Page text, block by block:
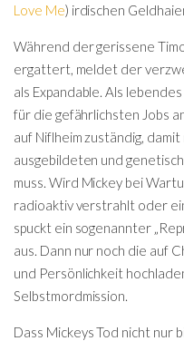
Love Me) irdischen
Während der gerissene
ergattert, meldet der
als Expandable. Als
für die gefährlichsten Jobs
auf Niflheim zuständig,
ausgebildeten und
muss. Wird Mickey bei
radioaktiv verstrahlt oder
spuckt ein sogenannter
aus. Dann nur noch die auf
und Persönlichkeit
Selbstmordmission.
Dass Mickeys Tod nicht nur